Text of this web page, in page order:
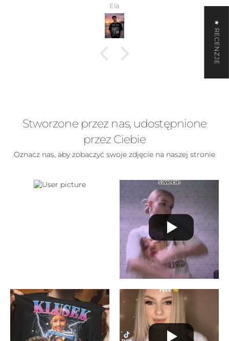
Ela
Stworzone przez nas, udostępnione
przez Ciebie
Oznacz nas, aby zobaczyć swoje zdjęcie na naszej stronie
★ RECENZJE